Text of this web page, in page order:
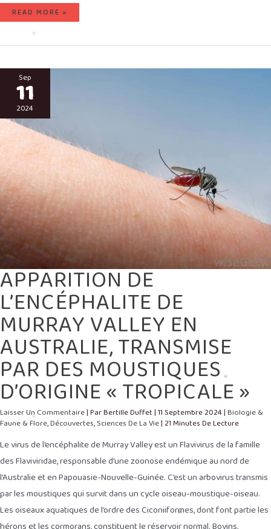
READ MORE »
Sep
11
2024
APPARITION DE
L’ENCÉPHALITE DE
MURRAY VALLEY EN
AUSTRALIE, TRANSMISE
PAR DES MOUSTIQUES
D’ORIGINE « TROPICALE »
Laisser Un Commentaire| ParBertille Duffet|11 Septembre 2024| Biologie &
Faune & Flore,Découvertes,Sciences De La Vie| 21 Minutes De Lecture
Le virus de l’encéphalite de Murray Valley est un Flavivirus de la famille
des Flaviviridae, responsable d’une zoonose endémique au nord de
l’Australie et en Papouasie-Nouvelle-Guinée. C’est un arbovirus transmis
par les moustiques qui survit dans un cycle oiseau-moustique-oiseau.
Les oiseaux aquatiques de l’ordre des Ciconiiformes, dont font partie les
APPARITION
DE
L’ENCÉPHALITE
DE
MURRAY
VALLEY
EN
AUSTRALIE,
TRANSMISE
PAR
MOUSTIQUES
D’ORIGINE
« TROPICALE »